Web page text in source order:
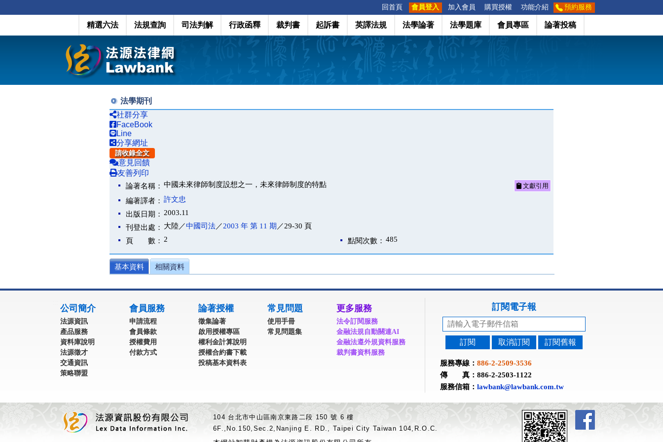
回首頁 會員登入 加入會員 購買授權 功能介紹 預約服務
精選六法 法規查詢 司法判解 行政函釋 裁判書 起訴書 英譯法規 法學論著 法學題庫 會員專區 論著投稿
法學期刊
社群分享
FaceBook
Line
分享網址
請收錄全文
意見回饋
友善列印
論著名稱： 中國未來律師制度設想之一，未來律師制度的特點 文獻引用
編著譯者： 許文忠
出版日期： 2003.11
刊登出處： 大陸／中國司法／2003 年 第 11 期 ／29-30 頁
頁 數： 2 點閱次數： 485
基本資料 相關資料
公司簡介
法源資訊
產品服務
資料庫說明
法源徵才
交通資訊
策略聯盟
會員服務
申請流程
會員條款
授權費用
付款方式
論著授權
徵集論著
啟用授權專區
權利金計算說明
授權合約書下載
投稿基本資料表
常見問題
使用手冊
常見問題集
更多服務
法令訂閱服務
金融法規自動關連AI
金融法遵外規資料服務
裁判書資料服務
訂閱電子報
訂閱 取消訂閱 訂閱舊報
服務專線： 886-2-2509-3536
傳 真：886-2-2503-1122
服務信箱： lawbank@lawbank.com.tw
104 台北市中山區南京東路二段 150 號 6 樓
6F.,No.150,Sec.2,Nanjing E. RD., Taipei City Taiwan 104,R.O.C.